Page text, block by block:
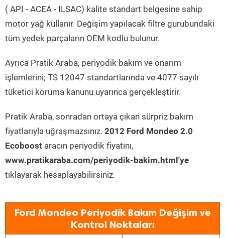
( API - ACEA - ILSAC) kalite standart belgesine sahip
motor yağ kullanır. Değişim yapılacak filtre gurubundaki
tüm yedek parçaların OEM kodlu bulunur.
Ayrıca Pratik Araba, periyodik bakım ve onarım
işlemlerini; TS 12047 standartlarında ve 4077 sayılı
tüketici koruma kanunu uyarınca gerçekleştirir.
Pratik Araba, sonradan ortaya çıkan sürpriz bakım
fiyatlarıyla uğraşmazsınız. 2012 Ford Mondeo 2.0
Ecoboost aracın periyodik fiyatını,
www.pratikaraba.com/periyodik-bakim.html'ye
tıklayarak hesaplayabilirsiniz.
Ford Mondeo Periyodik Bakım Değişim ve
Kontrol Noktaları